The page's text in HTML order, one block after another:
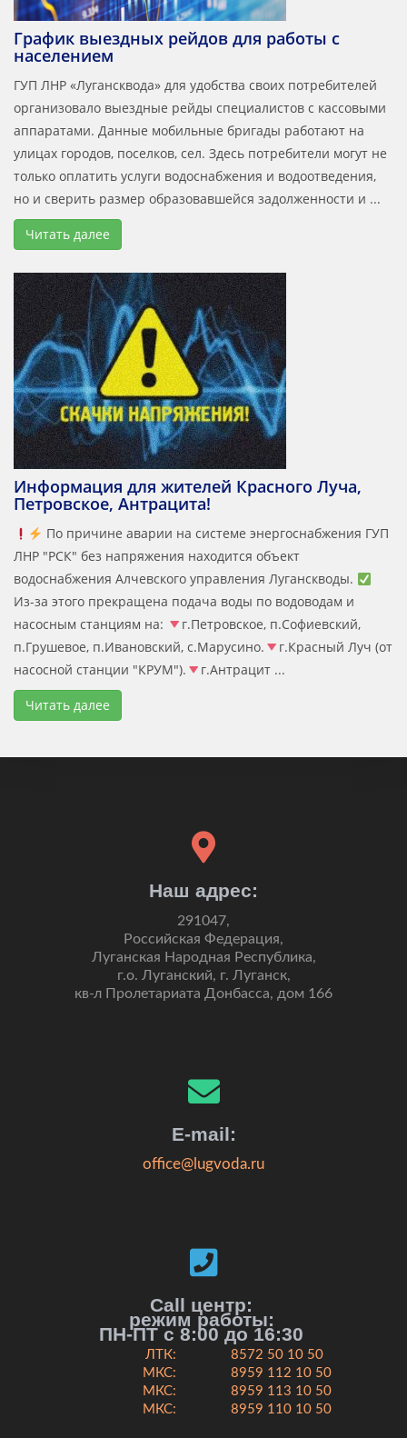
График выездных рейдов для работы с
населением
ГУП ЛНР «Лугансквода» для удобства своих потребителей
организовало выездные рейды специалистов с кассовыми
аппаратами. Данные мобильные бригады работают на
улицах городов, поселков, сел. Здесь потребители могут не
только оплатить услуги водоснабжения и водоотведения,
но и сверить размер образовавшейся задолженности и ...
Читать далее
Информация для жителей Красного Луча,
Петровское, Антрацита!
По причине аварии на системе энергоснабжения ГУП
ЛНР "РСК" без напряжения находится объект
водоснабжения Алчевского управления Луганскводы.
Из-за этого прекращена подача воды по водоводам и
насосным станциям на:
г.Петровское, п.Софиевский,
п.Грушевое, п.Ивановский, с.Марусино.
г.Красный Луч (от
насосной станции "КРУМ").
г.Антрацит ...
Читать далее
Наш адрес:
291047,
Российская Федерация,
Луганская Народная Республика,
г.о. Луганский, г. Луганск,
кв-л Пролетариата Донбасса, дом 166
E-mail:
office@lugvoda.ru
Call центр:
режим работы:
ПН-ПТ с 8:00 до 16:30
ЛТК:
МКС:
МКС:
МКС:
8572 50 10 50
8959 112 10 50
8959 113 10 50
8959 110 10 50